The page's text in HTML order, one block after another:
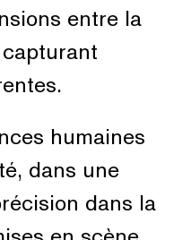
entre la
humaines
dans une
dans la